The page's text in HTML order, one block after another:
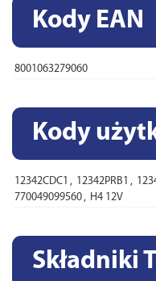
Kody EAN
8001063279060
Kody
12342CDC1 , 12342PRB1 ,
770049099560 , H4 12V
Składniki